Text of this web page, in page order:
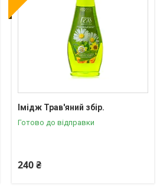
Імідж Трав'яний збір.
Готово до відправки
240 ₴